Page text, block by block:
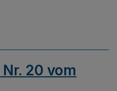
Nr. 20 vom